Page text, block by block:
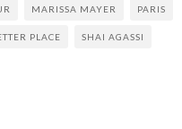
MARISSA MAYER PARIS
PLACE SHAI AGASSI